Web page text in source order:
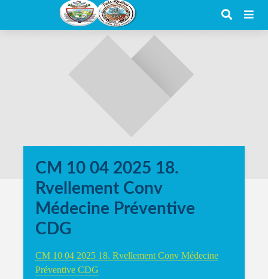
CM 10 04 2025 18.
Rvellement Conv
Médecine Préventive
CDG
CM 10 04 2025 18. Rvellement Conv Médecine
Préventive CDG